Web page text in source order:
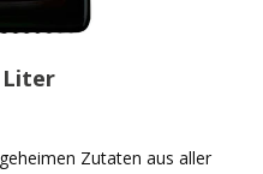
Liter
Zutaten aus aller